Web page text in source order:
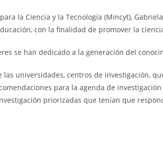
la Ciencia y la Tecnología (Mincyt),
con la finalidad de promover la
se han dedicado a la generación del
las universidades, centros de investigación,
para la agenda de
priorizadas que tenían que